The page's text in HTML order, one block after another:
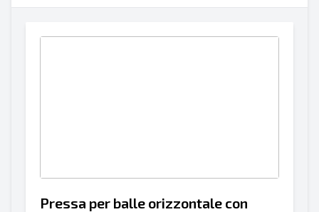
Pressa per balle orizzontale con